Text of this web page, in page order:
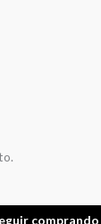
comprando